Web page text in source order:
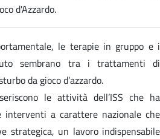
d'Azzardo.
le terapie in gruppo e i
sembrano tra i trattamenti di
da gioco d’azzardo.
le attività dell’ISS che ha
interventi a carattere nazionale che
strategica, un lavoro indispensabile